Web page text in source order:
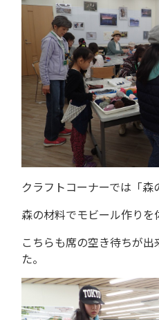
クラフトコーナーでは「
森の材料でモビール作りを
こちらも席の空き待ちが
た。